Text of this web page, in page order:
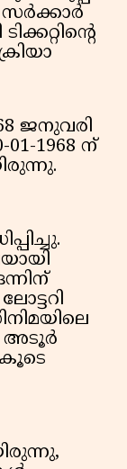
സർക്കാർ
ജനുവരി
01-1968 ന്
അടൂർ
കൂടെ